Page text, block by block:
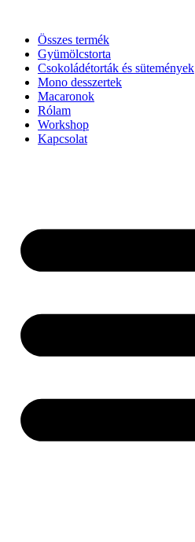
tartalomhozÖsszes termék
Gyümölcstorta
Csokoládétorták és sütemények
Mono desszertek
Macaronok
Rólam
Workshop
Kapcsolat